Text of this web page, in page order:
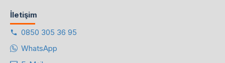
İletişim
0850 305 36 95
WhatsApp